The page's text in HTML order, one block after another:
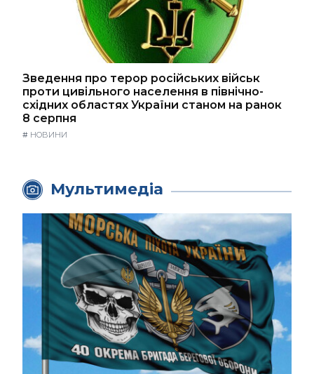
Зведення про терор російських військ
проти цивільного населення в північно-
східних областях України станом на ранок
8 серпня
# НОВИНИ
Мультимедіа